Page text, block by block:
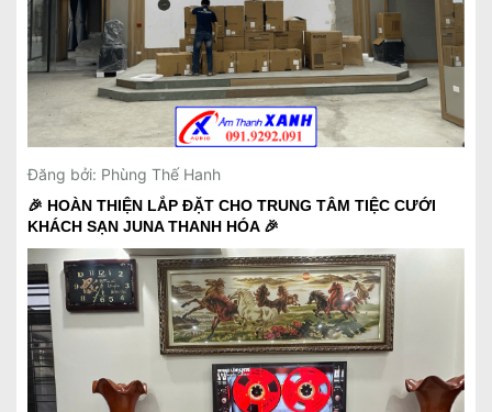
Đăng bởi: Phùng Thế Hanh
🎉 HOÀN THIỆN LẮP ĐẶT CHO TRUNG TÂM TIỆC CƯỚI
KHÁCH SẠN JUNA THANH HÓA 🎉